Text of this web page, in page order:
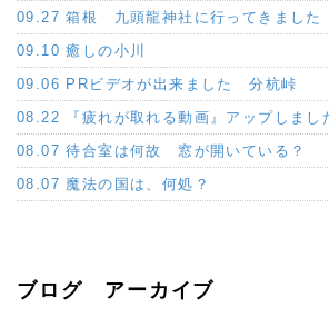
09.27 箱根 九頭龍神社に行ってきました
09.10 癒しの小川
09.06 PRビデオが出来ました 分杭峠
08.22 『疲れが取れる動画』アップしまし
08.07 待合室は何故 窓が開いている？
08.07 魔法の国は、何処？
ブログ アーカイブ